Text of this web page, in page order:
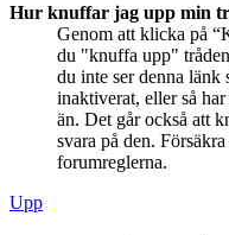
Hur knuffar jag upp min
Genom att klicka på
du "knuffa upp"
du inte ser denna
inaktiverat, eller så
än. Det går också att
svara på den.
forumreglerna.
Upp